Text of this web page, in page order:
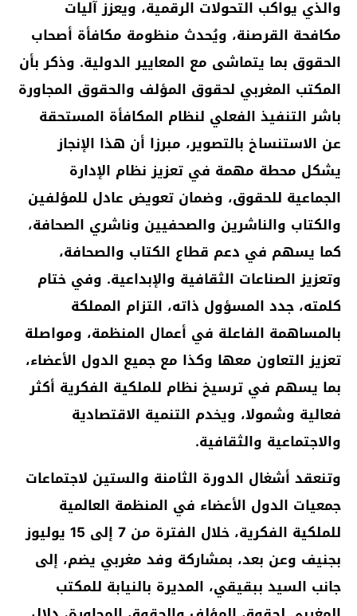
والذي يواكب التحولات الرقمية، ويعزز آليات
مكافحة القرصنة، ويُحدث منظومة مكافأة أصحاب
الحقوق بما يتماشى مع المعايير الدولية. وذكر بأن
المكتب المغربي لحقوق المؤلف والحقوق المجاورة
باشر التنفيذ الفعلي لنظام المكافأة المستحقة
عن الاستنساخ بالتصوير، مبرزا أن هذا الإنجاز
يشكل محطة مهمة في تعزيز نظام الإدارة
الجماعية للحقوق، وضمان تعويض عادل للمؤلفين
والكتاب والناشرين والصحفيين وناشري الصحافة،
كما يسهم في دعم قطاع الكتاب والصحافة،
وتعزيز الصناعات الثقافية والإبداعية. وفي ختام
كلمته، جدد المسؤول ذاته، التزام المملكة
بالمساهمة الفاعلة في أعمال المنظمة، ومواصلة
تعزيز التعاون معها وكذا مع جميع الدول الأعضاء،
بما يسهم في ترسيخ نظام للملكية الفكرية أكثر
فعالية وشمولا، ويخدم التنمية الاقتصادية
والاجتماعية والثقافية.
وتنعقد أشغال الدورة الثامنة والستين لاجتماعات
جمعيات الدول الأعضاء في المنظمة العالمية
للملكية الفكرية، خلال الفترة من 7 إلى 15 يوليوز
بجنيف وعن بعد، بمشاركة وفد مغربي يضم، إلى
جانب السيد ببقيقي، المديرة بالنيابة للمكتب